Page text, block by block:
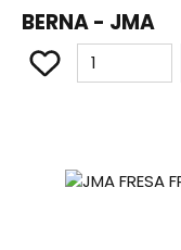
BERNA - JMA